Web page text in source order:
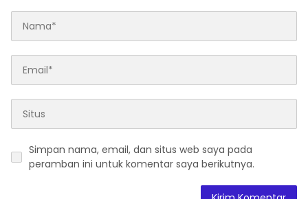
Simpan nama, email, dan situs web saya pada
peramban ini untuk komentar saya berikutnya.